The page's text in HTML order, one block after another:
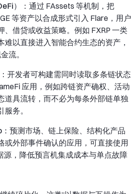
）
：通过 FAssets 等机制，把
等资产以合成形式引入 Flare，用户
、借贷或收益策略。例如 FXRP 一类
难以直接进入智能合约生态的资产，
流。
：开发者可构建需同时读取多条链状态
应用，例如跨链资产确权、活动
道具流转，而不必为每条外部链单独
务。
：预测市场、链上保险、结构化产品
或外部事件确认的应用，可直接使用
源，降低预言机集成成本与单点故障